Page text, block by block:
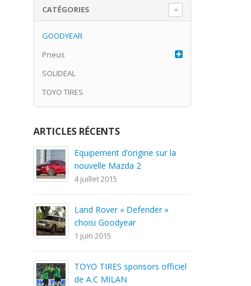
CATÉGORIES
GOODYEAR
Pneus
SOLIDEAL
TOYO TIRES
ARTICLES RÉCENTS
Equipement d’origine sur la
nouvelle Mazda 2
4 juillet 2015
Land Rover « Defender »
choisi Goodyear
1 juin 2015
TOYO TIRES sponsors officiel
de A.C MILAN